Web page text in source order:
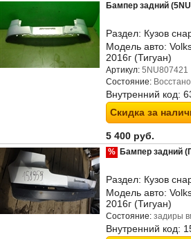
Бампер задний
Раздел: Кузов
Модель авто:
2016г (Тигуан)
Артикул: 5NU807421
Состояние:
Внутренний код:
Скидка за
5 400 руб.
% Бампер задний
Раздел: Кузов
Модель авто:
2016г (Тигуан)
Состояние: задиры
Внутренний код: